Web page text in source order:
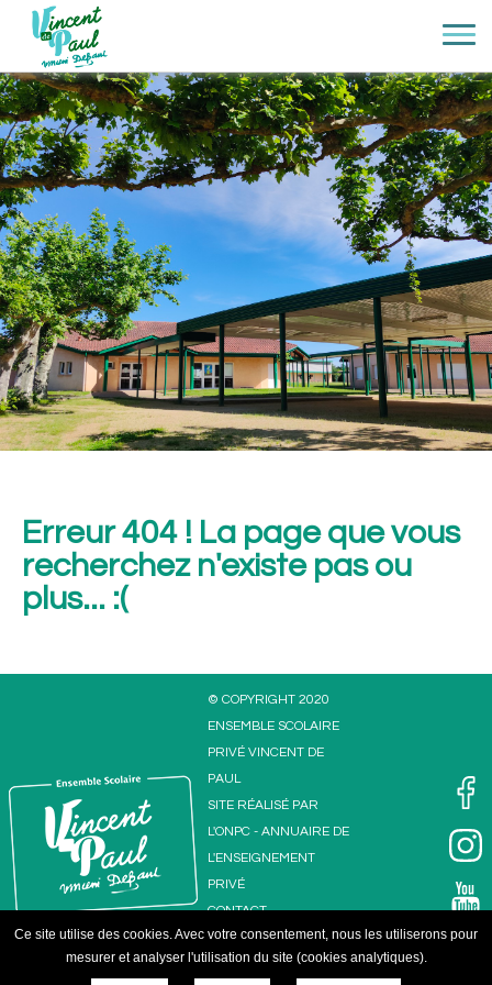
Ensemble
Erreur 404 ! La page que vous
recherchez n'existe pas ou
plus... :(
© COPYRIGHT 2020
ENSEMBLE SCOLAIRE
PRIVÉ VINCENT DE
PAUL
SITE RÉALISÉ PAR
L'ONPC - ANNUAIRE DE
L'ENSEIGNEMENT
PRIVÉ
CONTACT
MENTIONS
LÉGALES
PLAN DU
Ce site utilise des cookies. Avec votre consentement, nous les utiliserons pour
mesurer et analyser l'utilisation du site (cookies analytiques).